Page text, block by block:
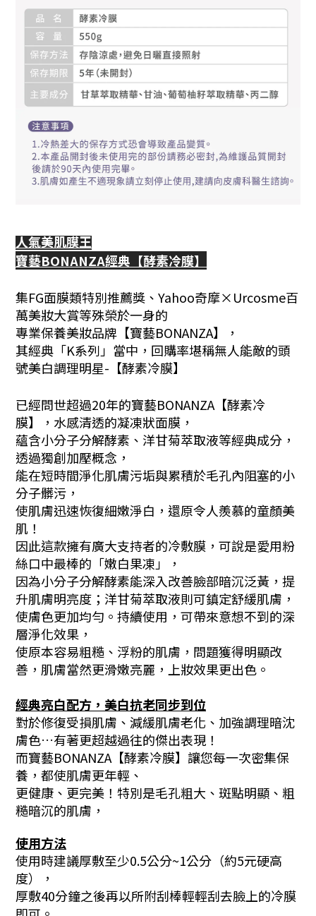
人氣美肌膜王
寶藝BONANZA經典【酵素冷膜】
集FG面膜類特別推薦獎、Yahoo奇摩×Urcosme百
萬美妝大賞等殊榮於一身的
專業保養美妝品牌【寶藝BONANZA】，
其經典「K系列」當中，回購率堪稱無人能敵的頭
號美白調理明星-【酵素冷膜】
已經問世超過20年的寶藝BONANZA【酵素冷
膜】，水感清透的凝凍狀面膜，
蘊含小分子分解酵素、洋甘菊萃取液等經典成分，
透過獨創加壓概念，
能在短時間淨化肌膚污垢與累積於毛孔內阻塞的小
分子髒污，
使肌膚迅速恢復細嫩淨白，還原令人羨慕的童顏美
肌！
因此這款擁有廣大支持者的冷敷膜，可說是愛用粉
絲口中最棒的「嫩白果凍」，
因為小分子分解酵素能深入改善臉部暗沉泛黃，提
升肌膚明亮度；洋甘菊萃取液則可鎮定舒緩肌膚，
使膚色更加均勻。持續使用，可帶來意想不到的深
層淨化效果，
使原本容易粗糙、浮粉的肌膚，問題獲得明顯改
善，肌膚當然更滑嫩亮麗，上妝效果更出色。
經典亮白配方，美白抗老同步到位
對於修復受損肌膚、減緩肌膚老化、加強調理暗沈
膚色…有著更超越過往的傑出表現！
而寶藝BONANZA【酵素冷膜】讓您每一次密集保
養，都使肌膚更年輕、
更健康、更完美！特別是毛孔粗大、斑點明顯、粗
糙暗沉的肌膚，
使用方法
使用時建議厚敷至少0.5公分~1公分（約5元硬高
度），
厚敷40分鐘之後再以所附刮棒輕輕刮去臉上的冷膜